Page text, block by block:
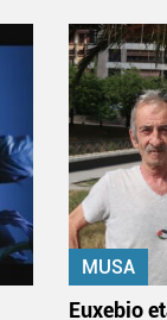
MUSA
Euxebio